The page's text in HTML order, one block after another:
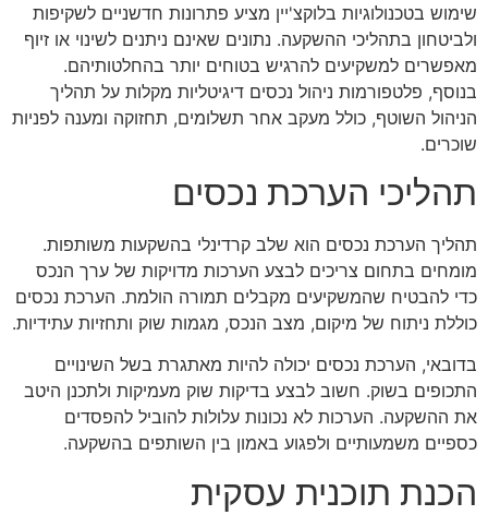
שימוש בטכנולוגיות בלוקצ'יין מציע פתרונות חדשניים לשקיפות
ולביטחון בתהליכי ההשקעה. נתונים שאינם ניתנים לשינוי או זיוף
מאפשרים למשקיעים להרגיש בטוחים יותר בהחלטותיהם.
בנוסף, פלטפורמות ניהול נכסים דיגיטליות מקלות על תהליך
הניהול השוטף, כולל מעקב אחר תשלומים, תחזוקה ומענה לפניות
שוכרים.
תהליכי הערכת נכסים
תהליך הערכת נכסים הוא שלב קרדינלי בהשקעות משותפות.
מומחים בתחום צריכים לבצע הערכות מדויקות של ערך הנכס
כדי להבטיח שהמשקיעים מקבלים תמורה הולמת. הערכת נכסים
כוללת ניתוח של מיקום, מצב הנכס, מגמות שוק ותחזיות עתידיות.
בדובאי, הערכת נכסים יכולה להיות מאתגרת בשל השינויים
התכופים בשוק. חשוב לבצע בדיקות שוק מעמיקות ולתכנן היטב
את ההשקעה. הערכות לא נכונות עלולות להוביל להפסדים
כספיים משמעותיים ולפגוע באמון בין השותפים בהשקעה.
הכנת תוכנית עסקית